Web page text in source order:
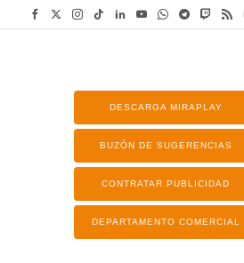
DESCARGA MIRAPLAY
BUZÓN DE SUGERENCIAS
CONTRATAR PUBLICIDAD
DEPARTAMENTO COMERCIAL